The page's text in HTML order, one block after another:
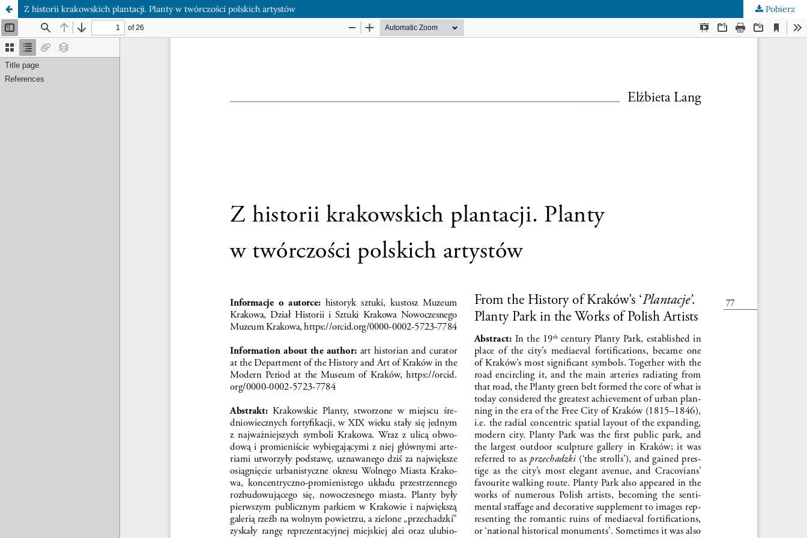
Z historii krakowskich plantacji. Planty w twórczości polskich artystów Pobierz